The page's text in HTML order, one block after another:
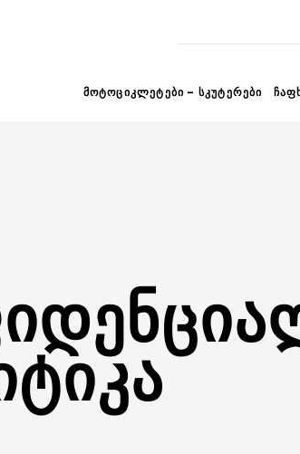
ᲛᲝᲢᲝᲪᲘᲙᲚᲔᲢᲔᲑᲘ – ᲡᲙᲣᲢᲔᲠᲔᲑᲘ